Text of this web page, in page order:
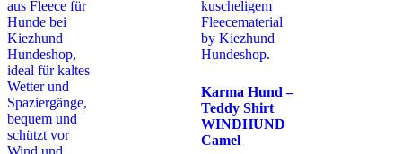
Karma Hund –
Teddy Shirt
WINDHUND
Camel